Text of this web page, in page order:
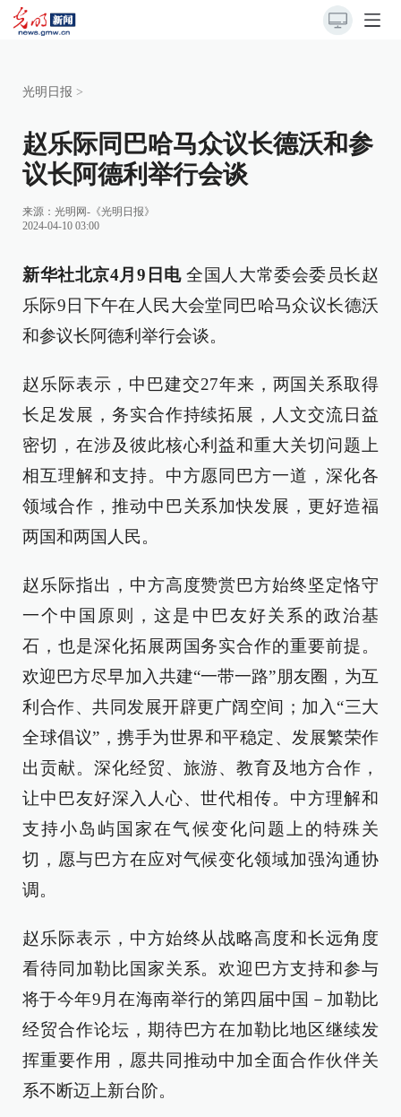
光明日报 >
赵乐际同巴哈马众议长德沃和参
议长阿德利举行会谈
来源： 光明网-《光明日报》
2024-04-10 03:00
新华社北京4月9日电全国人大常委会委员长赵
乐际9日下午在人民大会堂同巴哈马众议长德沃
和参议长阿德利举行会谈。
赵乐际表示，中巴建交27年来，两国关系取得
长足发展，务实合作持续拓展，人文交流日益
密切，在涉及彼此核心利益和重大关切问题上
相互理解和支持。中方愿同巴方一道，深化各
领域合作，推动中巴关系加快发展，更好造福
两国和两国人民。
赵乐际指出，中方高度赞赏巴方始终坚定恪守
一个中国原则，这是中巴友好关系的政治基
石，也是深化拓展两国务实合作的重要前提。
欢迎巴方尽早加入共建“一带一路”朋友圈，为互
利合作、共同发展开辟更广阔空间；加入“三大
全球倡议”，携手为世界和平稳定、发展繁荣作
出贡献。深化经贸、旅游、教育及地方合作，
让中巴友好深入人心、世代相传。中方理解和
支持小岛屿国家在气候变化问题上的特殊关
切，愿与巴方在应对气候变化领域加强沟通协
调。
赵乐际表示，中方始终从战略高度和长远角度
看待同加勒比国家关系。欢迎巴方支持和参与
将于今年9月在海南举行的第四届中国－加勒比
经贸合作论坛，期待巴方在加勒比地区继续发
挥重要作用，愿共同推动中加全面合作伙伴关
系不断迈上新台阶。